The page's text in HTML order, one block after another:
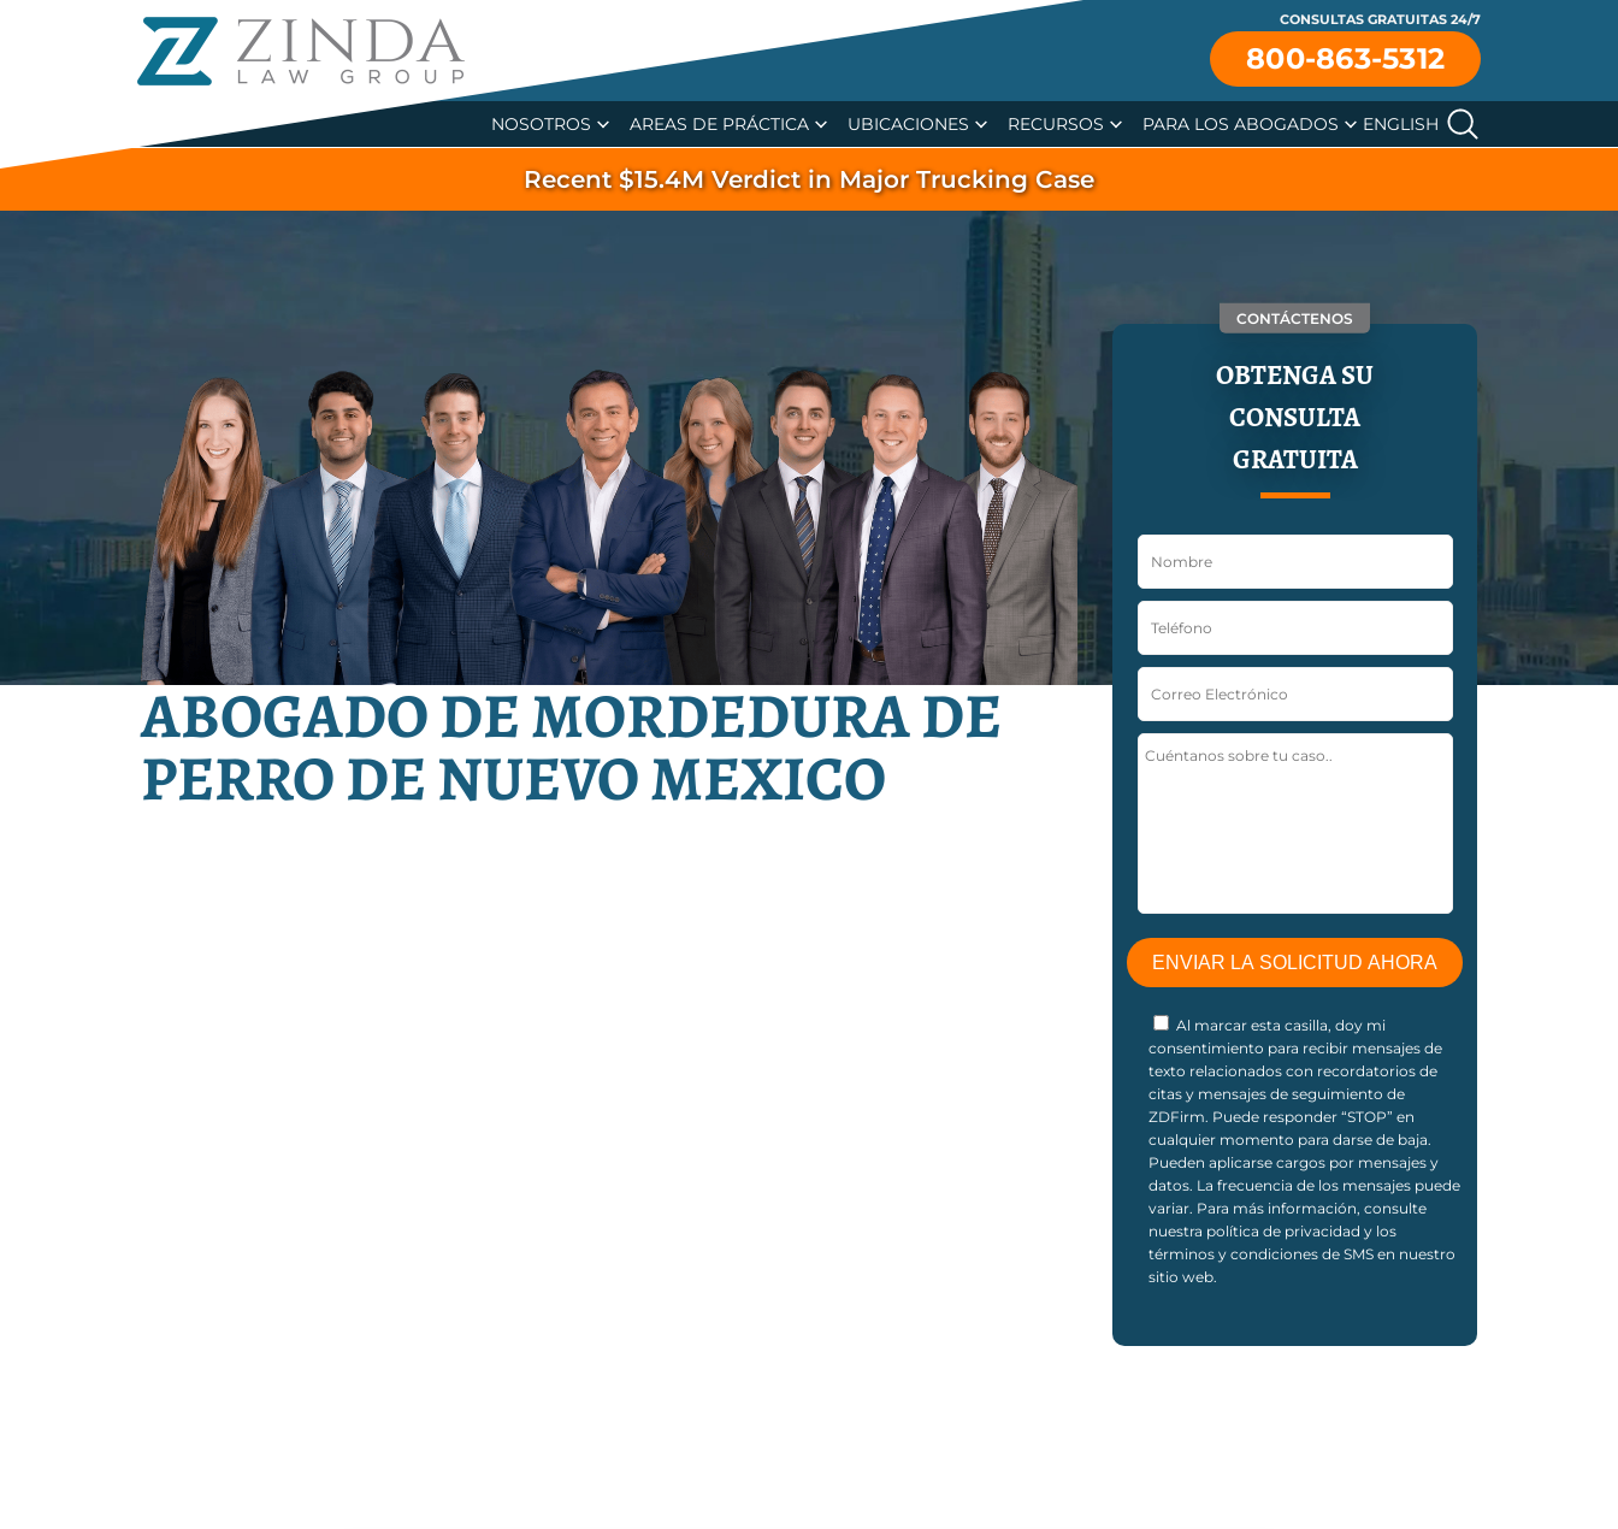
CONSULTAS GRATUITAS 24/7
800-863-5312
NOSOTROS AREAS DE PRÁCTICA UBICACIONES RECURSOS PARA LOS ABOGADOS ENGLISH
Recent $15.4M Verdict in Major Trucking Case
ABOGADO DE MORDEDURA DE
PERRO DE NUEVO MEXICO
CONTÁCTENOS
OBTENGA SU
CONSULTA
GRATUITA
Al marcar esta casilla, doy mi
consentimiento para recibir mensajes de
texto relacionados con recordatorios de
citas y mensajes de seguimiento de
ZDFirm. Puede responder “STOP” en
cualquier momento para darse de baja.
Pueden aplicarse cargos por mensajes y
datos. La frecuencia de los mensajes puede
variar. Para más información, consulte
nuestra política de privacidad y los
términos y condiciones de SMS en nuestro
sitio web.